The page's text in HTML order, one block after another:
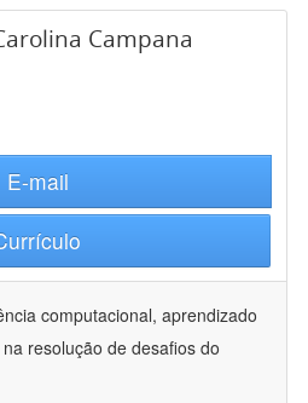
Campana
E-mail
computacional, aprendizado
resolução de desafios do